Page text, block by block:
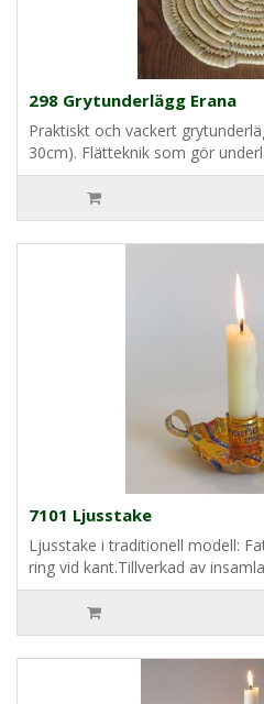
298 Grytunderlägg Erana
Praktiskt och vackert
30cm). Flätteknik som gör
7101 Ljusstake
Ljusstake i traditionell modell:
ring vid kant.Tillverkad av